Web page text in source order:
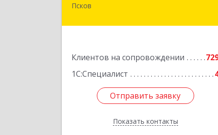
Псков
Клиентов на сопровождении
1С:Специалист
Отправить заявку
Показать контакты
Отправить заявку
Назад